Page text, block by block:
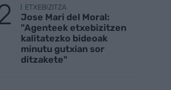
ETXEBIZITZA
Jose Mari del Moral:
"Agenteek etxebizitzen
kalitatezko bideoak
minutu gutxian sor
ditzakete"